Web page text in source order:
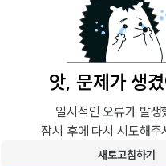
앗, 문제가 생
일시적인 오류가 발생
잠시 후에 다시 시도해주
새로고침하기